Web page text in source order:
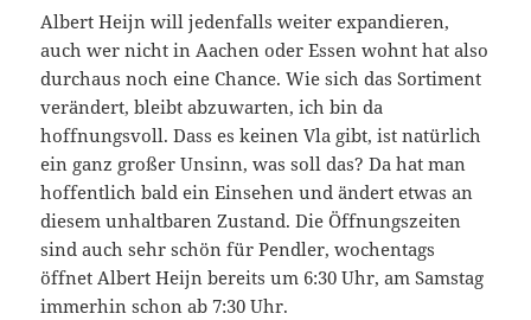
Albert Heijn will jedenfalls weiter expandieren,
auch wer nicht in Aachen oder Essen wohnt hat also
durchaus noch eine Chance. Wie sich das Sortiment
verändert, bleibt abzuwarten, ich bin da
hoffnungsvoll. Dass es keinen Vla gibt, ist natürlich
ein ganz großer Unsinn, was soll das? Da hat man
hoffentlich bald ein Einsehen und ändert etwas an
diesem unhaltbaren Zustand. Die Öffnungszeiten
sind auch sehr schön für Pendler, wochentags
öffnet Albert Heijn bereits um 6:30 Uhr, am Samstag
immerhin schon ab 7:30 Uhr.